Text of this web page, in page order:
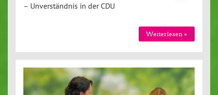
– Unverständnis in der CDU
Weiterlesen »